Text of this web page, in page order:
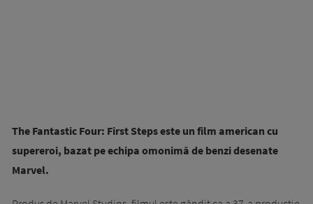
The Fantastic Four: First Steps este un film american cu
supereroi, bazat pe echipa omonimă de benzi desenate
Marvel.